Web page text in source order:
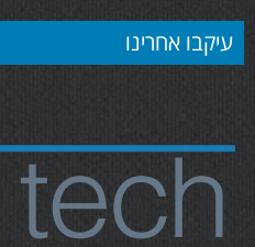
עיקבו אחרינו